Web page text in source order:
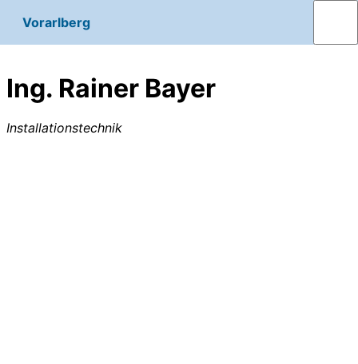
Vorarlberg
Ing. Rainer Bayer
Installationstechnik